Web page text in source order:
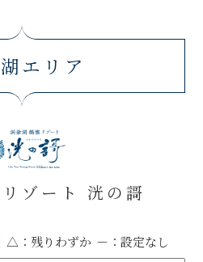
エリア
ゾート 洸の謌
△ ：残りわずか － ：設定なし